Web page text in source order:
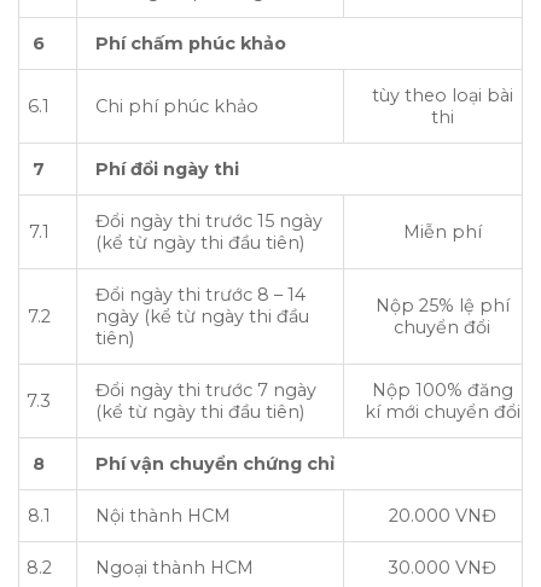
6 Phí chấm phúc khảo
6.1 Chi phí phúc khảo
tùy theo loại bài
thi
7 Phí đổi ngày thi
7.1
Đổi ngày thi trước 15 ngày
(kể từ ngày thi đầu tiên)
Miễn phí
7.2
Đổi ngày thi trước 8 – 14
ngày (kể từ ngày thi đầu
tiên)
Nộp 25% lệ phí
chuyển đổi
7.3
Đổi ngày thi trước 7 ngày
(kể từ ngày thi đầu tiên)
Nộp 100% đăng
kí mới chuyển đổi
8 Phí vận chuyển chứng chỉ
8.1 Nội thành HCM 20.000 VNĐ
8.2 Ngoại thành HCM 30.000 VNĐ